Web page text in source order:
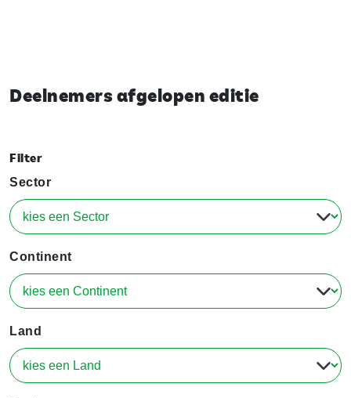
Deelnemers afgelopen editie
Filter
Sector
Continent
Land